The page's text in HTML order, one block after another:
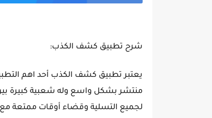
شرح تطبيق كشف الكذب:
يعتبر تطبيق كشف الكذب أحد اهم
منتشر بشكل واسع وله شعبية كبيرة
لجميع التسلية وقضاء أوقات ممتعة مع